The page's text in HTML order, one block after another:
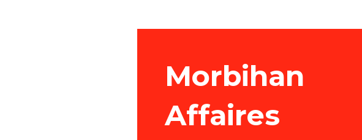
Morbihan
Affaires